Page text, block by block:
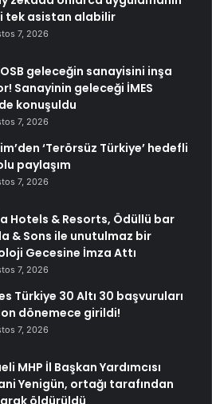
tek asistan alabilir
7, 2026
OSB geleceğin sanayisini inşa
Sanayinin geleceği İMES
konuşuldu
7, 2026
‘Terörsüz Türkiye’ hedefli
paylaşım
7, 2026
Hotels & Resorts, Ödüllü bar
& Sons ile unutulmaz bir
Gecesine İmza Attı
7, 2026
Türkiye 30 Altı 30 başvuruları
dönemece girildi!
7, 2026
MHP İl Başkan Yardımcısı
Yenigün, ortağı tarafından
öldürüldü